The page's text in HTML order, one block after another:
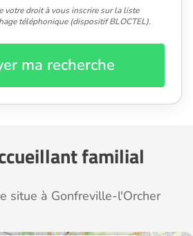
votre droit à vous inscrire sur la liste
téléphonique (dispositif BLOCTEL).
ma recherche
familial
situe à Gonfreville-l'Orcher